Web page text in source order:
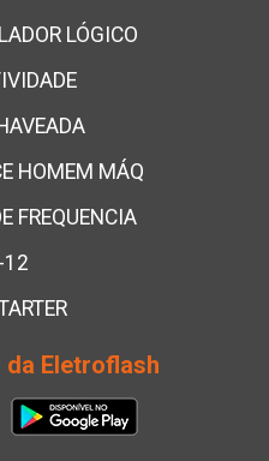
LÓGICO
HOMEM MÁQ
FREQUENCIA
12
da Eletroflash